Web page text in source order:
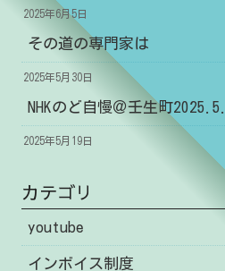
2025年6月5日
その道の専門家は
2025年5月30日
NHKのど自慢＠壬生町
2025年5月19日
カテゴリ
youtube
インボイス制度